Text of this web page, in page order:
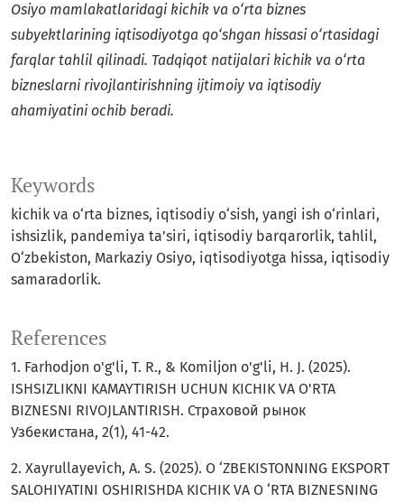
Keywords
kichik va o‘rta biznes, iqtisodiy o‘sish, yangi ish o‘rinlari,
ishsizlik, pandemiya ta’siri, iqtisodiy barqarorlik, tahlil,
O‘zbekiston, Markaziy Osiyo, iqtisodiyotga hissa, iqtisodiy
samaradorlik.
Osiyo mamlakatlaridagi kichik va o‘rta biznes
subyektlarining iqtisodiyotga qo‘shgan hissasi o‘rtasidagi
farqlar tahlil qilinadi. Tadqiqot natijalari kichik va o‘rta
bizneslarni rivojlantirishning ijtimoiy va iqtisodiy
ahamiyatini ochib beradi.
References
1. Farhodjon o'g'li, T. R., & Komiljon o'g'li, H. J. (2025).
ISHSIZLIKNI KAMAYTIRISH UCHUN KICHIK VA O'RTA
BIZNESNI RIVOJLANTIRISH. Страховой рынок
Узбекистана, 2(1), 41-42.
2. Xayrullayevich, A. S. (2025). O ‘ZBEKISTONNING EKSPORT
SALOHIYATINI OSHIRISHDA KICHIK VA O ‘RTA BIZNESNING